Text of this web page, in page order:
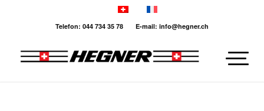
Telefon: 044 734 35 78 E-mail: info@hegner.ch